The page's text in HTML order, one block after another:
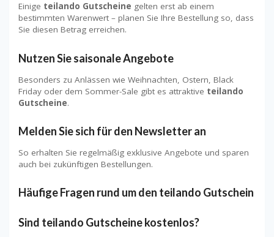
Einige teilando Gutscheine gelten erst ab einem
bestimmten Warenwert – planen Sie Ihre Bestellung so, dass
Sie diesen Betrag erreichen.
Nutzen Sie saisonale Angebote
Besonders zu Anlässen wie Weihnachten, Ostern, Black
Friday oder dem Sommer-Sale gibt es attraktive teilando
Gutscheine.
Melden Sie sich für den Newsletter an
So erhalten Sie regelmäßig exklusive Angebote und sparen
auch bei zukünftigen Bestellungen.
Häufige Fragen rund um den teilando Gutschein
Sind teilando Gutscheine kostenlos?